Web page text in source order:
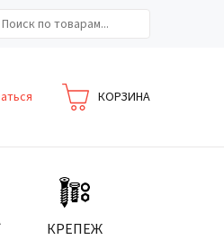
КОРЗИНА
КРЕПЕЖ